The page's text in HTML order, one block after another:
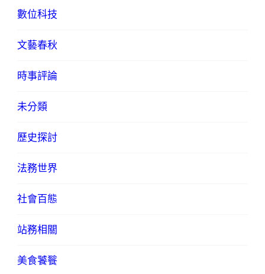
數位科技
文藝春秋
時事評論
未分類
歷史探討
法務世界
社會百態
站務相關
美食饕餮